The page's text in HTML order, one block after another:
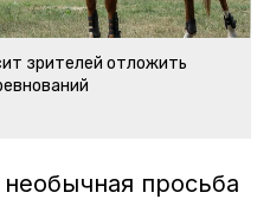
зрителей отложить
просьба